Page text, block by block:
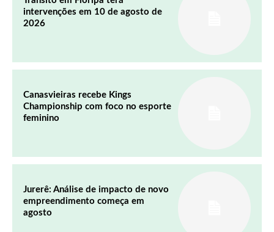
intervenções em 10 de agosto de
2026
Canasvieiras recebe Kings
Championship com foco no esporte
feminino
Jurerê: Análise de impacto de novo
empreendimento começa em
agosto